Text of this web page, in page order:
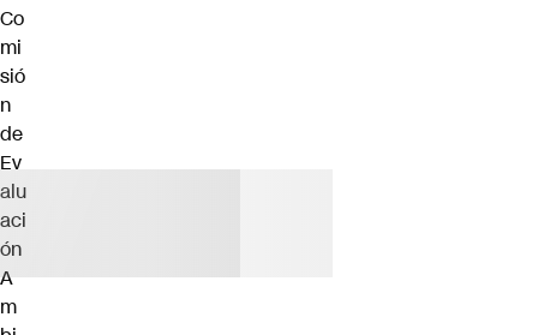
Co
mi
sió
n
de
Ev
alu
aci
ón
A
m